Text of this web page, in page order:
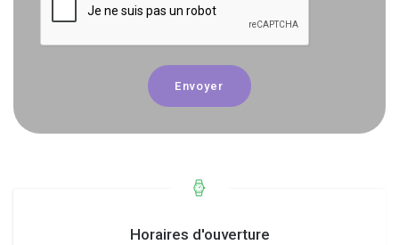
Horaires d'ouverture